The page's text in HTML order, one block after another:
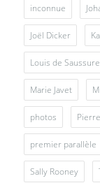
inconnue
Joël Dicker
Louis de Saussure
Marie Javet
photos
premier parallèle
Sally Rooney